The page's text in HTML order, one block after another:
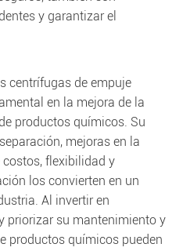
y garantizar el
centrífugas de empuje
en la mejora de la
productos químicos. Su
mejoras en la
flexibilidad y
los convierten en un
Al invertir en
priorizar su mantenimiento y
productos químicos pueden